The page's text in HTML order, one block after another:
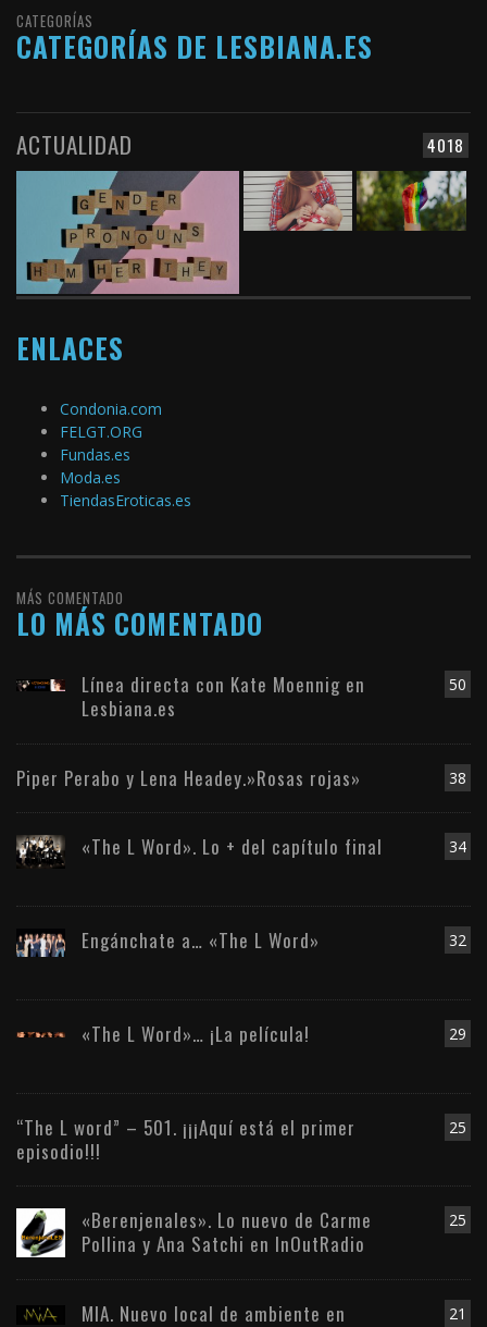
CATEGORÍAS
CATEGORÍAS DE LESBIANA.ES
4018
ACTUALIDAD
ENLACES
Condonia.com
FELGT.ORG
Fundas.es
Moda.es
TiendasEroticas.es
MÁS COMENTADO
LO MÁS COMENTADO
50
Línea directa con Kate Moennig en
Lesbiana.es
38
Piper Perabo y Lena Headey.»Rosas rojas»
34
«The L Word». Lo + del capítulo final
32
Engánchate a… «The L Word»
29
«The L Word»… ¡La película!
25
“The L word” – 501. ¡¡¡Aquí está el primer
episodio!!!
25
«Berenjenales». Lo nuevo de Carme
Pollina y Ana Satchi en InOutRadio
21
MIA. Nuevo local de ambiente en